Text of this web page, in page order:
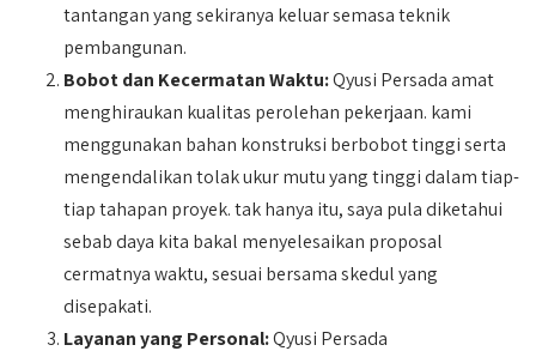
tantangan yang sekiranya keluar semasa teknik
pembangunan.
Bobot dan Kecermatan Waktu:Qyusi Persada amat
menghiraukan kualitas perolehan pekerjaan. kami
menggunakan bahan konstruksi berbobot tinggi serta
mengendalikan tolak ukur mutu yang tinggi dalam tiap-
tiap tahapan proyek. tak hanya itu, saya pula diketahui
sebab daya kita bakal menyelesaikan proposal
cermatnya waktu, sesuai bersama skedul yang
disepakati.
Layanan yang Personal:Qyusi Persada